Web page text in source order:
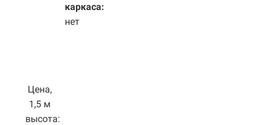
каркаса:
нет
Цена,
1,5 м
высота: